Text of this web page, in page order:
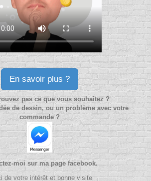
En savoir plus ?
pas ce que vous souhaitez ?
de dessin, ou un problème avec votre
commande ?
moi sur ma page facebook.
de votre intérêt et bonne visite